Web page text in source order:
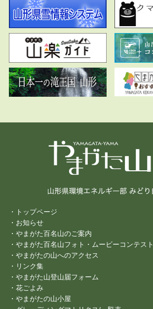
・トップページ
・お知らせ
・やまがた百名山のご案内
・やまがた百名山フォト・ムービーコンテスト
・やまがたの山へのアクセス
・リンク集
・やまがた山登山届フォーム
・花ごよみ
・やまがたの山小屋